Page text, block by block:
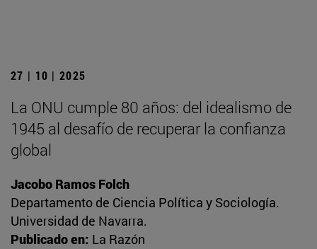
27 | 10 | 2025
La ONU cumple 80 años: del idealismo de
1945 al desafío de recuperar la confianza
global
Jacobo Ramos Folch
Departamento de Ciencia Política y Sociología.
Universidad de Navarra.
Publicado en: La Razón